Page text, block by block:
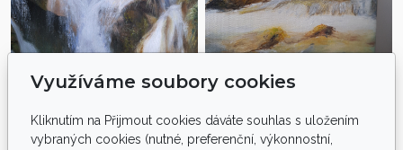
Využíváme soubory cookies
Kliknutím na Přijmout cookies dáváte souhlas s uložením
vybraných cookies (nutné, preferenční, výkonnostní,